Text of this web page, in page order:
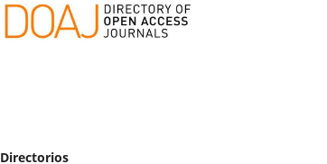
Directorios